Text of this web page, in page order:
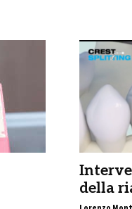
della